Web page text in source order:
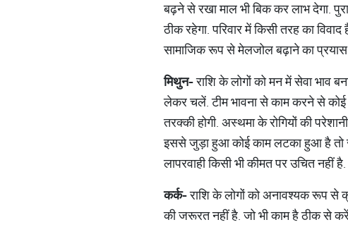
बढ़ने से रखा माल भी बिक कर लाभ देगा.
ठीक रहेगा. परिवार में किसी तरह का
सामाजिक रूप से मेलजोल बढ़ाने का
मिथुन-राशि के लोगों को मन में सेवा भाव
लेकर चलें. टीम भावना से काम करने से कोई
तरक्की होगी. अस्थमा के रोगियों की
इससे जुड़ा हुआ कोई काम लटका हुआ है तो
लापरवाही किसी भी कीमत पर उचित नहीं है.
कर्क-राशि के लोगों को अनावश्यक रूप से
की जरूरत नहीं है. जो भी काम है ठीक से